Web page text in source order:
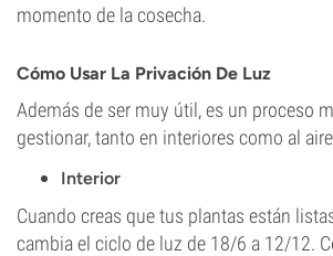
momento de la cosecha.
Cómo Usar La Privación De Luz
Además de ser muy útil, es un proceso
gestionar, tanto en interiores como al
Interior
Cuando creas que tus plantas están
cambia el ciclo de luz de 18/6 a 12/12.